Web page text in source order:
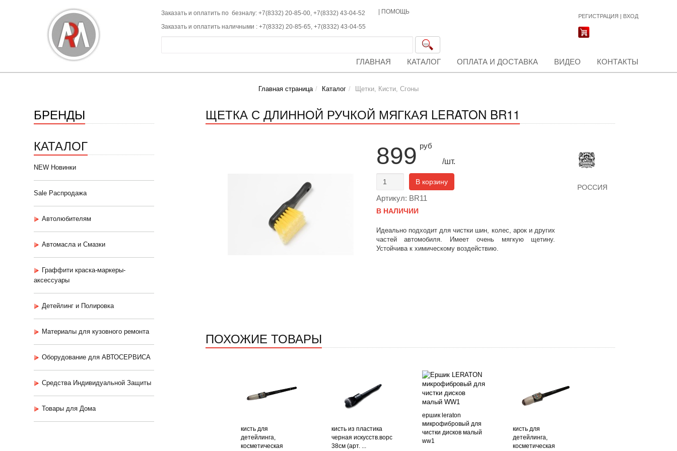
Заказать и оплатить по безналу: +7(8332) 20-85-00, +7(8332) 43-04-52
Заказать и оплатить наличными : +7(8332) 20-85-65, +7(8332) 43-04-55
ПОМОЩЬ
РЕГИСТРАЦИЯ | ВХОД
ГЛАВНАЯ КАТАЛОГ ОПЛАТА И ДОСТАВКА ВИДЕО КОНТАКТЫ
Главная страница Каталог Щетки, Кисти, Сгоны
БРЕНДЫ
КАТАЛОГ
NEW Новинки
Sale Распродажа
Автолюбителям
Автомасла и Смазки
Граффити краска-маркеры-
аксессуары
Детейлинг и Полировка
Материалы для кузовного ремонта
Оборудование для АВТОСЕРВИСА
Средства Индивидуальной Защиты
Товары для Дома
ЩЕТКА С ДЛИННОЙ РУЧКОЙ МЯГКАЯ LERATON BR11
899 руб
/шт.
В корзину
Артикул: BR11
В НАЛИЧИИ
Идеально подходит для чистки шин, колес, арок и других
частей автомобиля. Имеет очень мягкую щетину.
Устойчива к химическому воздействию.
РОССИЯ
ПОХОЖИЕ ТОВАРЫ
кисть для
детейлинга,
косметическая
кисть из пластика
черная искусств.ворс
38см (арт. ...
ершик leraton
микрофибровый для
чистки дисков малый
ww1
кисть для
детейлинга,
косметическая